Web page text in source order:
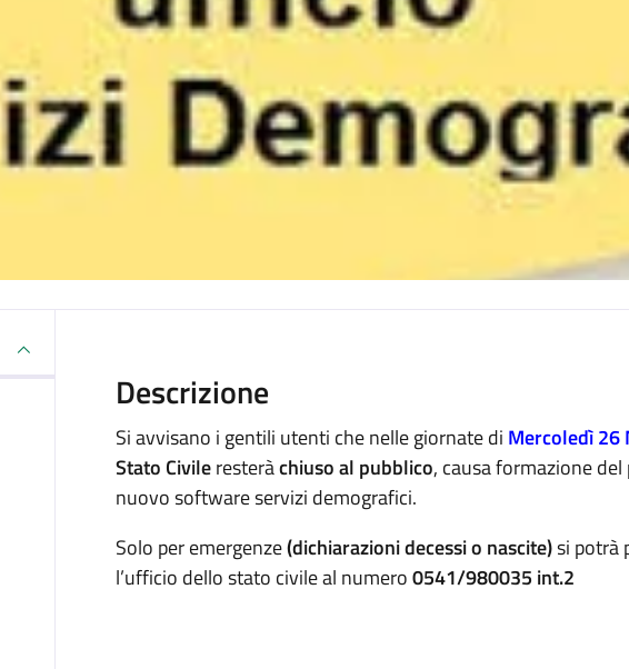
Descrizione
Si avvisano i gentili utenti che nelle giornate di Mercoledì 26
Stato Civileresteràchiuso al pubblico, causa formazione
nuovo software servizi demografici.
Solo per emergenze(dichiarazioni decessi o nascite)si potrà
l’ufficio dello stato civile al numero0541/980035 int.2